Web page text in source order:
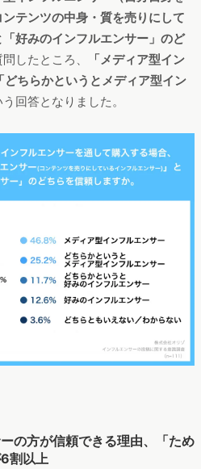
テンツの中身・質を売りにして
好みのインフルエンサー」のど
したところ、
「メディア型イン
ちらかというとメディア型イン
う回答となりました。
の方が信頼できる理由、「ため
割以上